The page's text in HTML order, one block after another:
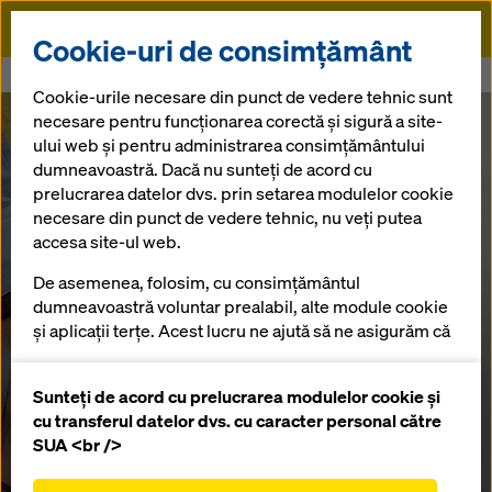
Doka
Cumpărați și închiriați soluții de cofraj - Contact Constanta
Închiriere și vânzare de sisteme de cofrare si
elemente de protectie Doka - Constanța
Birou de vânzări
România
Sediul nostru se află pe strada Luntrasului 20 în
clienții noștri să construiască mai eficient, mai bine și
mai sigur.
Cookie-uri de consimțământ
Cookie-urile necesare din punct de vedere tehnic sunt
necesare pentru funcționarea corectă și sigură a site-
ului web și pentru administrarea consimțământului
dumneavoastră. Dacă nu sunteți de acord cu
prelucrarea datelor dvs. prin setarea modulelor cookie
necesare din punct de vedere tehnic, nu veți putea
accesa site-ul web.
De asemenea, folosim, cu consimțământul
dumneavoastră voluntar prealabil, alte module cookie
și aplicații terțe. Acest lucru ne ajută să ne asigurăm că
îmbunătățirea continuă a funcționalității site-ului
nostru web (cookie-uri funcționale și statistice),
facilitarea unui proces de cumpărare fără
Sunteți de acord cu prelucrarea modulelor cookie și
cu transferul datelor dvs. cu caracter personal către
SUA <br />